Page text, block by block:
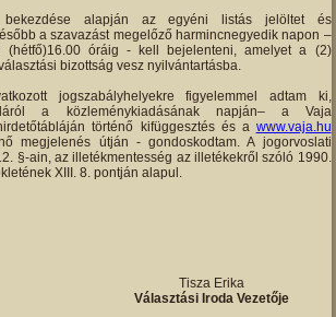
alapján az egyéni listás jelöltet és
a szavazást megelőző harmincnegyedik napon –
(hétfő)16.00 óráig - kell bejelenteni, amelyet a (2)
bizottság vesz nyilvántartásba.
jogszabályhelyekre figyelemmel adtam ki,
a közleménykiadásának napján– a Vaja
történő kifüggesztés és a www.vaja.hu
megjelenés útján - gondoskodtam. A jogorvoslati
§-ain, az illetékmentesség az illetékekről szóló 1990.
XIII. 8. pontján alapul.
Tisza Erika
Választási Iroda Vezetője